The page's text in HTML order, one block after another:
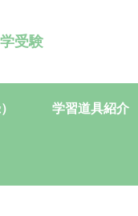
受験
学習道具紹介